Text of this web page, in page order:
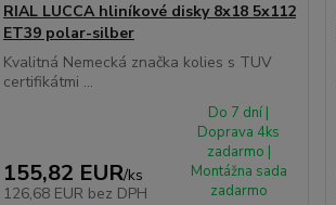
RIAL LUCCA hliníkové disky 8x18 5x112
ET39 polar-silber
Kvalitná Nemecká značka kolies s TUV
certifikátmi ...
155,82 EUR/ks
126,68 EUR bez DPH
Do 7 dní |
Doprava 4ks
zadarmo |
Montážna sada
zadarmo